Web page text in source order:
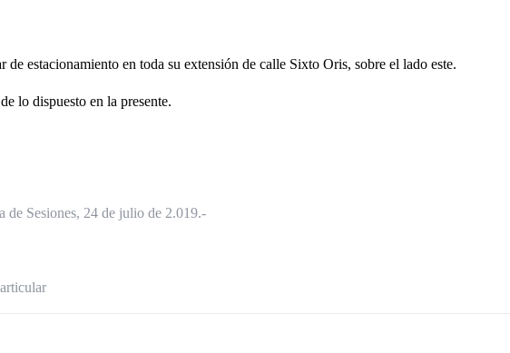
de estacionamiento en toda su extensión de calle Sixto Oris, sobre el lado este.
lo dispuesto en la presente.
de Sesiones, 24 de julio de 2.019.-